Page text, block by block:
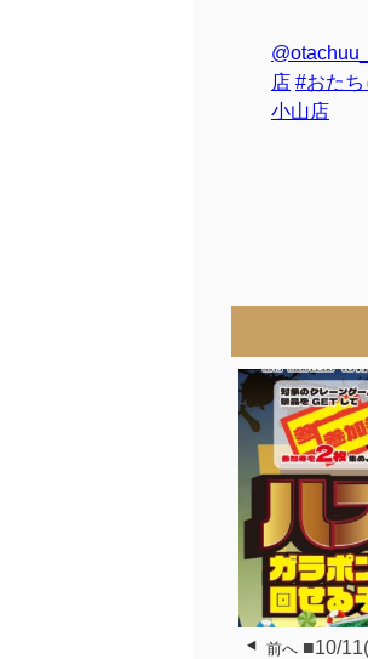
店 #おたち
小山店
前へ ■10/